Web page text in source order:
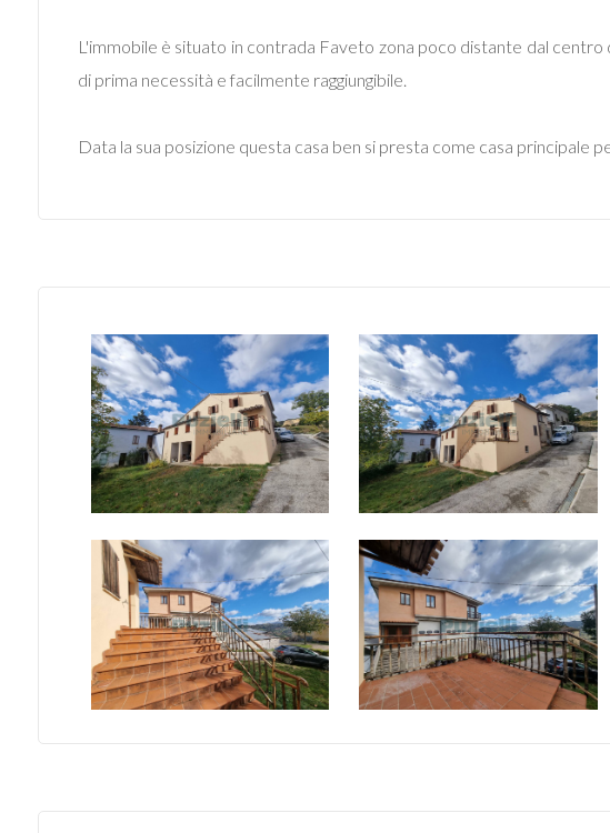
L'immobile è situato in contrada Faveto zona poco distante dal centro
di prima necessità e facilmente raggiungibile.
Data la sua posizione questa casa ben si presta come casa principale